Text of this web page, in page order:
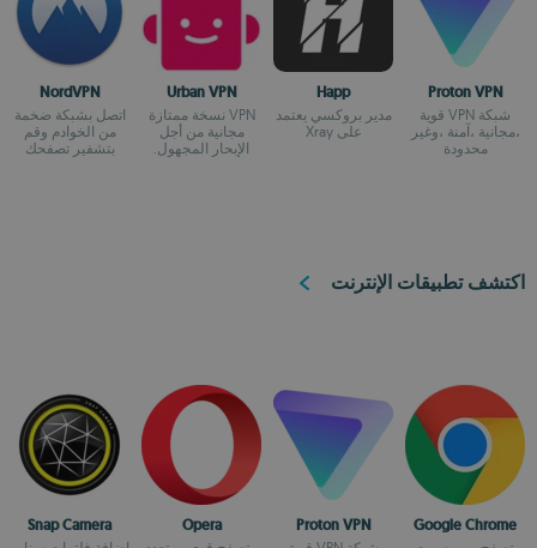
Proton VPN
شبكة VPN قوية
،مجانية ،آمنة ،وغير
محدودة
Happ
مدير بروكسي يعتمد
على Xray
Urban VPN
VPN نسخة ممتازة
مجانية من أجل
الإبحار المجهول.
NordVPN
اتصل بشبكة ضخمة
من الخوادم وقم
بتشفير تصفحك
اكتشف تطبيقات الإنترنت
Google Chrome
Proton VPN
Opera
Snap Camera